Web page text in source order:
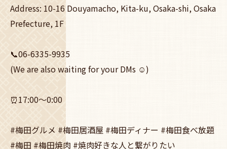
Address: 10-16 Douyamacho, Kita-ku, Osaka-shi, Osaka
Prefecture, 1F
📞06-6335-9935
(We are also waiting for your DMs ☺️)
⏰17:00～0:00
#梅田グルメ #梅田居酒屋 #梅田ディナー #梅田食べ放題
#梅田 #梅田焼肉 #焼肉好きな人と繋がりたい